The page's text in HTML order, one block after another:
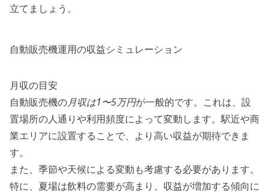
立てましょう。
自動販売機運用の収益シミュレーション
月収の目安
自動販売機の月収は1〜5万円が一般的です。これは、設
置場所の人通りや利用頻度によって変動します。駅近や商
業エリアに設置することで、より高い収益が期待できま
す。
また、季節や天候による変動も考慮する必要があります。
特に、夏場は飲料の需要が高まり、収益が増加する傾向に